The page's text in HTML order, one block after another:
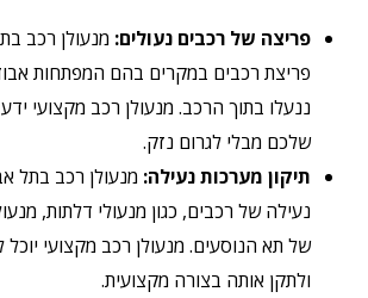
פריצה של רכבים נעולים: מנעולן רכב
פריצת רכבים במקרים בהם המפתחות
ננעלו בתוך הרכב. מנעולן רכב מקצועי
שלכם מבלי לגרום נזק.
תיקון מערכות נעילה: מנעולן רכב בתל
נעילה של רכבים, כגון מנעולי דלתות,
של תא הנוסעים. מנעולן רכב מקצועי
ולתקן אותה בצורה מקצועית.